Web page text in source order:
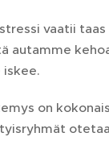
vaatii
autamme
iskee.
on